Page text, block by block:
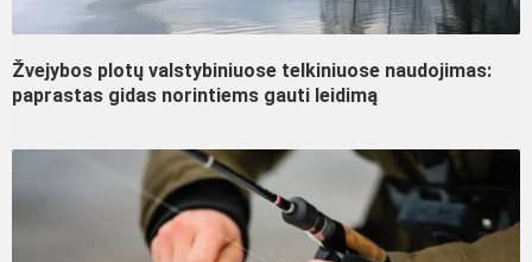
Žvejybos plotų valstybiniuose telkiniuose naudojimas:
paprastas gidas norintiems gauti leidimą